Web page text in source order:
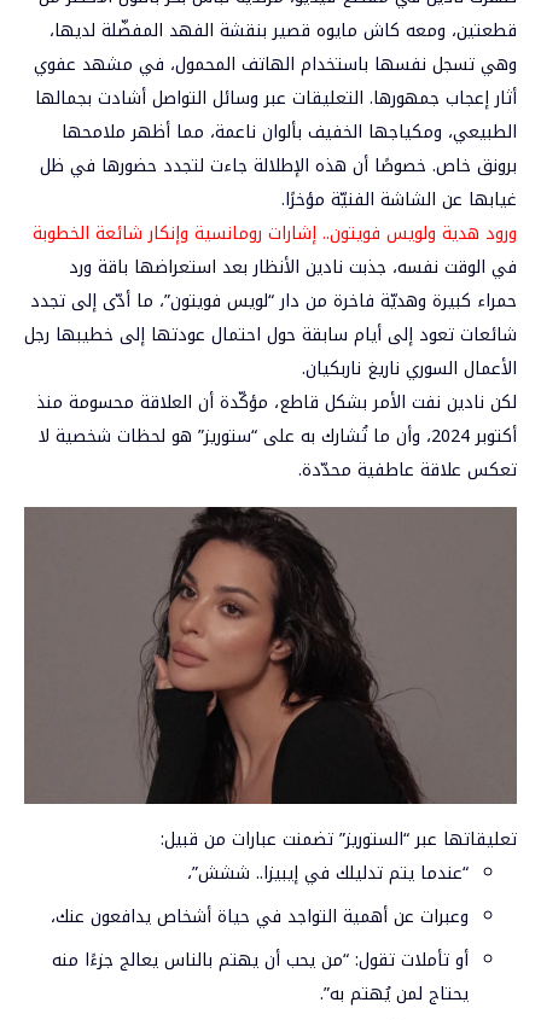
قطعتين، ومعه كاش مايوه قصير بنقشة الفهد المفضّلة لديها،
وهي تسجل نفسها باستخدام الهاتف المحمول، في مشهد عفوي
أثار إعجاب جمهورها. التعليقات عبر وسائل التواصل أشادت بجمالها
الطبيعي، ومكياجها الخفيف بألوان ناعمة، مما أظهر ملامحها
برونق خاص. خصوصًا أن هذه الإطلالة جاءت لتجدد حضورها في ظل
غيابها عن الشاشة الفنيّة مؤخرًا.
ورود هدية ولويس فويتون.. إشارات رومانسية وإنكار شائعة الخطوبة
في الوقت نفسه، جذبت نادين الأنظار بعد استعراضها باقة ورد
حمراء كبيرة وهديّة فاخرة من دار “لويس فويتون”، ما أدّى إلى تجدد
شائعات تعود إلى أيام سابقة حول احتمال عودتها إلى خطيبها رجل
الأعمال السوري ناريغ ناربكيان.
لكن نادين نفت الأمر بشكل قاطع، مؤكّدة أن العلاقة محسومة منذ
أكتوبر 2024، وأن ما تُشارك به على “ستوريز” هو لحظات شخصية لا
تعكس علاقة عاطفية محدّدة.
تعليقاتها عبر “الستوريز” تضمنت عبارات من قبيل:
“عندما يتم تدليلك في إيبيزا.. ششش”،
وعبرات عن أهمية التواجد في حياة أشخاص يدافعون عنك،
أو تأملات تقول: “من يحب أن يهتم بالناس يعالج جزءًا منه
يحتاج لمن يُهتم به”.